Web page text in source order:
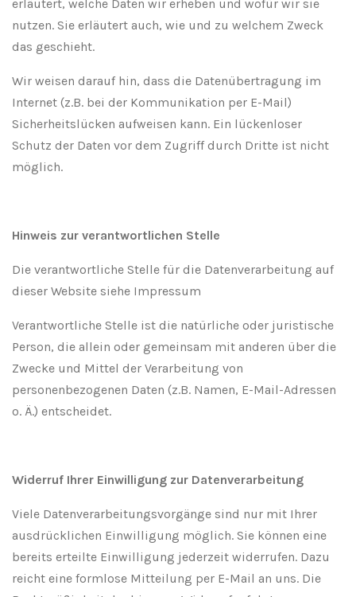
erläutert, welche Daten wir erheben und wofür wir sie
nutzen. Sie erläutert auch, wie und zu welchem Zweck
das geschieht.
Wir weisen darauf hin, dass die Datenübertragung im
Internet (z.B. bei der Kommunikation per E-Mail)
Sicherheitslücken aufweisen kann. Ein lückenloser
Schutz der Daten vor dem Zugriff durch Dritte ist nicht
möglich.
Hinweis zur verantwortlichen Stelle
Die verantwortliche Stelle für die Datenverarbeitung auf
dieser Website siehe Impressum
Verantwortliche Stelle ist die natürliche oder juristische
Person, die allein oder gemeinsam mit anderen über die
Zwecke und Mittel der Verarbeitung von
personenbezogenen Daten (z.B. Namen, E-Mail-Adressen
o. Ä.) entscheidet.
Widerruf Ihrer Einwilligung zur Datenverarbeitung
Viele Datenverarbeitungsvorgänge sind nur mit Ihrer
ausdrücklichen Einwilligung möglich. Sie können eine
bereits erteilte Einwilligung jederzeit widerrufen. Dazu
reicht eine formlose Mitteilung per E-Mail an uns. Die